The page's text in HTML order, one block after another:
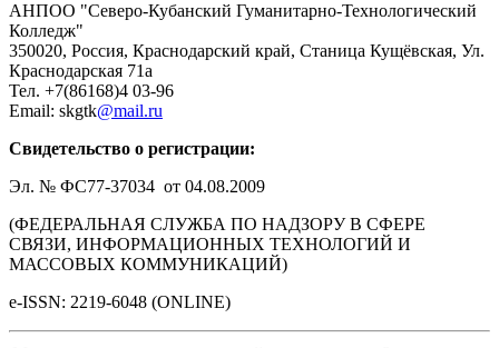
АНПОО "Северо-Кубанский Гуманитарно-Технологический
Колледж"
350020, Россия, Краснодарский край, Станица Кущёвская, Ул.
Краснодарская 71а
Тел. +7(86168)4 03-96
Email: skgtk@mail.ru
Свидетельство о регистрации:
Эл. № ФС77-37034 от 04.08.2009
(ФЕДЕРАЛЬНАЯ СЛУЖБА ПО НАДЗОРУ В СФЕРЕ
СВЯЗИ, ИНФОРМАЦИОННЫХ ТЕХНОЛОГИЙ И
МАССОВЫХ КОММУНИКАЦИЙ)
e-ISSN: 2219-6048 (ONLINE)